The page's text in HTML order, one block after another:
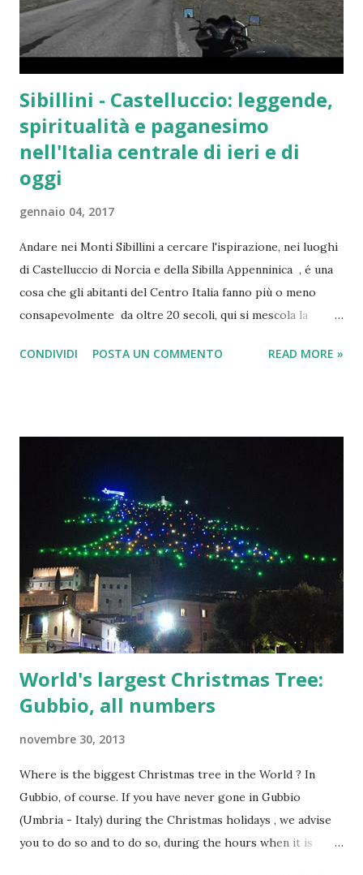
scarsità di modelli richiesti Social media e influencer
Crescita dell’hype Mercato crypto e tech Nuovi compratori
ad alta capacità di spesa A...
Sibillini - Castelluccio: leggende,
spiritualità e paganesimo
nell'Italia centrale di ieri e di
oggi
gennaio 04, 2017
Andare nei Monti Sibillini a cercare l'ispirazione, nei luoghi
di Castelluccio di Norcia e della Sibilla Appenninica , é una
cosa che gli abitanti del Centro Italia fanno più o meno
consapevolmente da oltre 20 secoli, qui si mescola la
luogo incantato già di suo, raccontato da favole medievali e
Oggi cercheremo di fare luce in una vicenda che mischia
oltre 20 secoli di leggende, trascendente, favole, storia,
geografia, turismo, e stupefacente bellezza della natura,
con magìa, forze sconosciute della terra e insondabilità
dell'animo umano .
CONDIVIDI POSTA UN COMMENTO READ MORE »
World's largest Christmas Tree:
Gubbio, all numbers
novembre 30, 2013
Where is the biggest Christmas tree in the World ? In
Gubbio, of course. If you have never gone in Gubbio
(Umbria - Italy) during the Christmas holidays , we advise
you to do so and to do so, during the hours when it is